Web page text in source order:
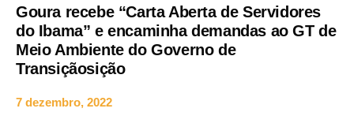
Goura recebe “Carta Aberta de Servidores
do Ibama” e encaminha demandas ao GT de
Meio Ambiente do Governo de
Transiçãosição
7 dezembro, 2022